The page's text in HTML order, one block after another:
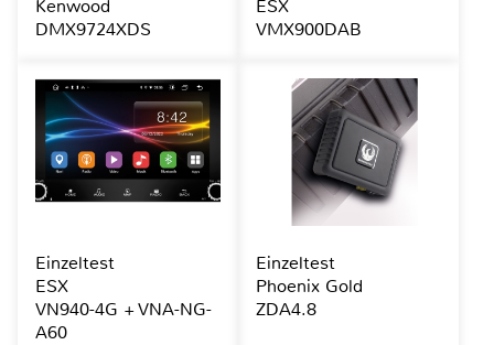
Kenwood
DMX9724XDS
ESX
VMX900DAB
Einzeltest
ESX
VN940-4G + VNA-NG-
A60
Einzeltest
Phoenix Gold
ZDA4.8